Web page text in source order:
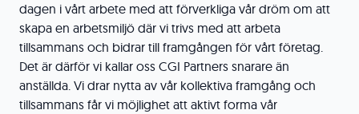
dagen i vårt arbete med att förverkliga vår dröm om att
skapa en arbetsmiljö där vi trivs med att arbeta
tillsammans och bidrar till framgången för vårt företag.
Det är därför vi kallar oss CGI Partners snarare än
anställda. Vi drar nytta av vår kollektiva framgång och
tillsammans får vi möjlighet att aktivt forma vår